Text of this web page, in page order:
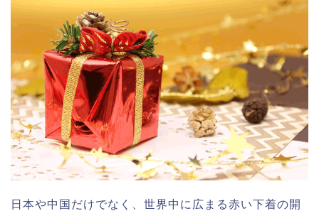
日本や中国だけでなく、世界中に広まる赤い下着の開